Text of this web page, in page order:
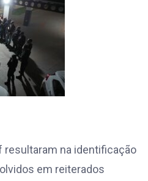
resultaram na identificação
em reiterados